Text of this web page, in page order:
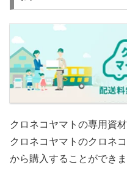
クロネコヤマトの専用資
クロネコヤマトのクロネ
から購入することができ